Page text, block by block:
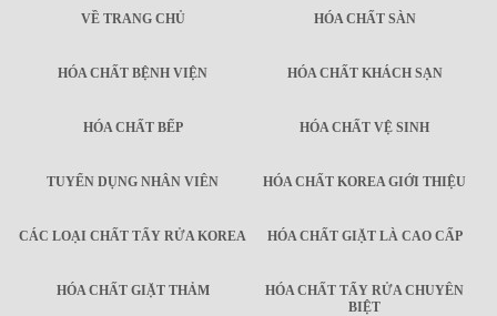
VỀ TRANG CHỦ HÓA CHẤT SÀN
HÓA CHẤT BỆNH VIỆN HÓA CHẤT KHÁCH SẠN
HÓA CHẤT BẾP HÓA CHẤT VỆ SINH
TUYỂN DỤNG NHÂN VIÊN HÓA CHẤT KOREA GIỚI THIỆU
CÁC LOẠI CHẤT TẨY RỬA KOREA HÓA CHẤT GIẶT LÀ CAO CẤP
HÓA CHẤT GIẶT THẢM
HÓA CHẤT TẨY RỬA CHUYÊN
BIỆT